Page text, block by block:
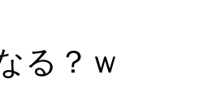
る？ｗ